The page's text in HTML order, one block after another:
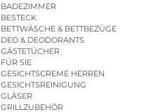
BADEZIMMER
BESTECK
BETTWÄSCHE & BETTBEZÜGE
DEO & DEODORANTS
GÄSTETÜCHER
FÜR SIE
GESICHTSCREME HERREN
GESICHTSREINIGUNG
GLÄSER
GRILLZUBEHÖR